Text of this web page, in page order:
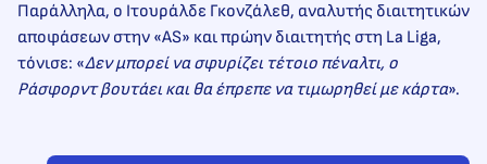
Παράλληλα, ο Ιτουράλδε Γκονζάλεθ, αναλυτής διαιτητικών
αποφάσεων στην «AS» και πρώην διαιτητής στη La Liga,
τόνισε: «Δεν μπορεί να σφυρίζει τέτοιο πέναλτι, ο
Ράσφορντ βουτάει και θα έπρεπε να τιμωρηθεί με κάρτα».